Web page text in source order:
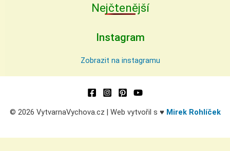
Nejčtenější
Instagram
Zobrazit na instagramu
© 2026 VytvarnaVychova.cz | Web vytvořil s ♥ Mirek Rohlíček